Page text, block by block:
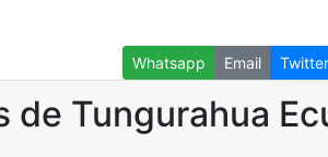
Whatsapp Email Twitter
de Tungurahua